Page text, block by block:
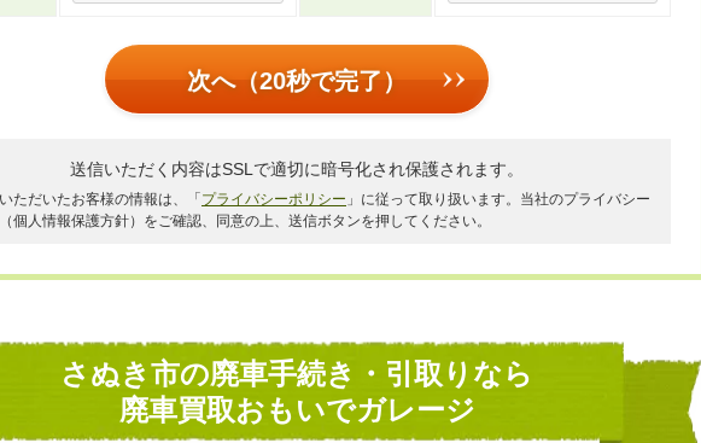
次へ（20秒で完了）
送信いただく内容はSSLで適切に暗号化され保護されます。
ただいたお客様の情報は、「 プライバシーポリシー 」に従って取り扱います。当社のプライバシー
個人情報保護方針）をご確認、同意の上、送信ボタンを押してください。
さぬき市の廃車手続き・引取りなら
廃車買取おもいでガレージ